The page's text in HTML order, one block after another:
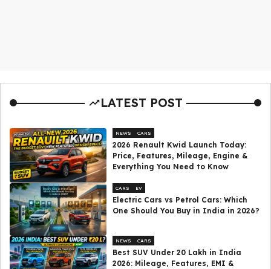
LATEST POST
NEWS CARS
2026 Renault Kwid Launch Today:
Price, Features, Mileage, Engine &
Everything You Need to Know
CARS EV
Electric Cars vs Petrol Cars: Which
One Should You Buy in India in 2026?
NEWS CARS
Best SUV Under ₹20 Lakh in India
2026: Mileage, Features, EMI &